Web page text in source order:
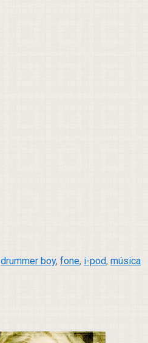
drummer boy, fone, i-pod, música